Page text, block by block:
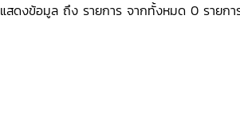
แสดงข้อมูล ถึง รายการ จากทั้งหมด 0 รายกา